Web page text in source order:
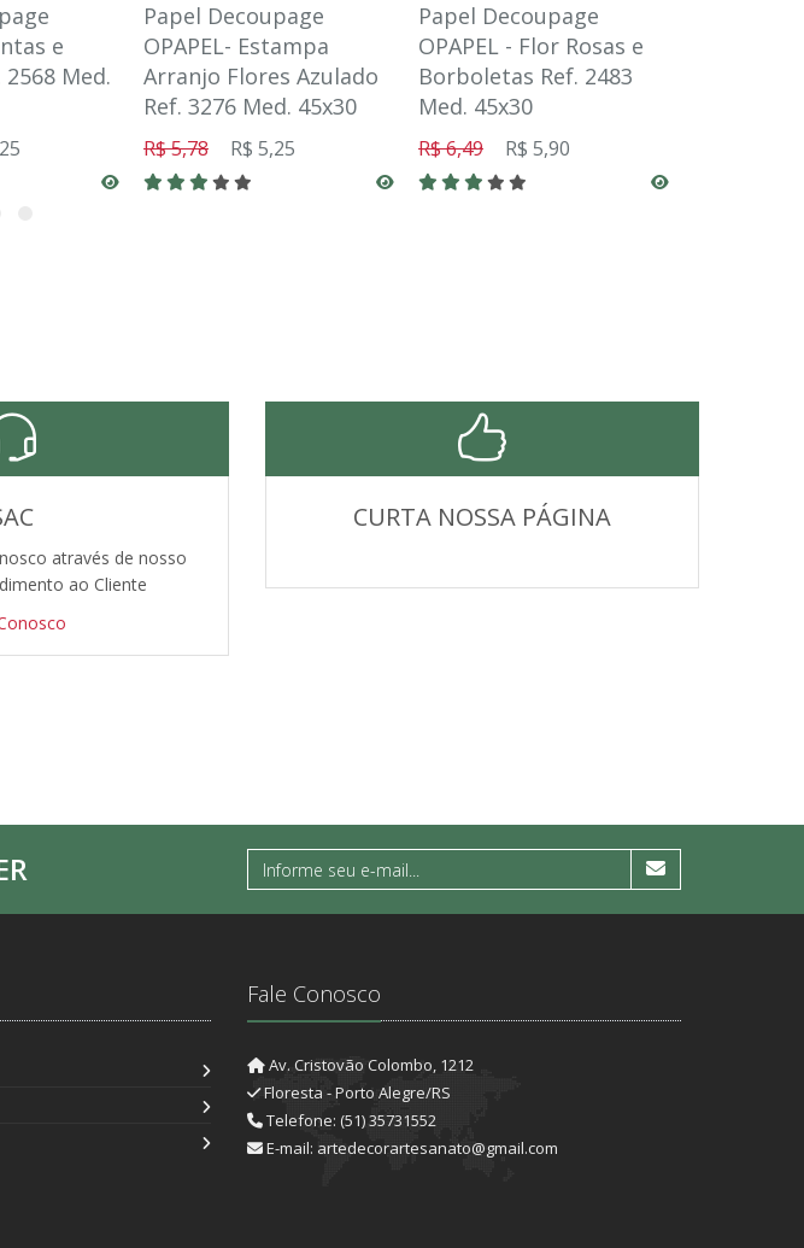
e
2568 Med.
Papel Decoupage
OPAPEL- Estampa
Arranjo Flores Azulado
Ref. 3276 Med. 45x30
R$ 5,78 R$ 5,25
Papel Decoupage
OPAPEL - Flor Rosas e
Borboletas Ref. 2483
Med. 45x30
R$ 6,49 R$ 5,90
através de nosso
ao Cliente
CURTA NOSSA PÁGINA
Fale Conosco
Av. Cristovão Colombo, 1212
Floresta - Porto Alegre/RS
Telefone: (51) 35731552
E-mail: artedecorartesanato@gmail.com